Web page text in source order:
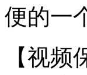
便的一
【视